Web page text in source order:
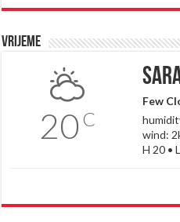
Vrijeme
20 C
Few
wind:
H 20 •